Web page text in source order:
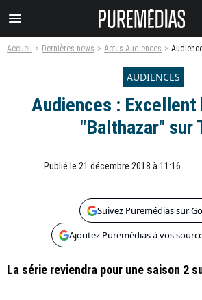
menu
Accueil Dernières news Actus Audiences Audiences :
AUDIENCES
Audiences : Excellent
"Balthazar" sur
Publié le 21 décembre 2018 à 11:16
Suivez Puremédias sur
Ajoutez Puremédias à vos
La série reviendra pour une saison 2